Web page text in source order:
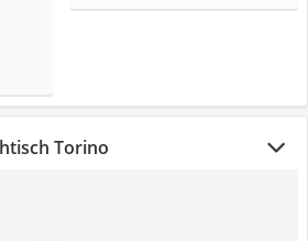
Torino